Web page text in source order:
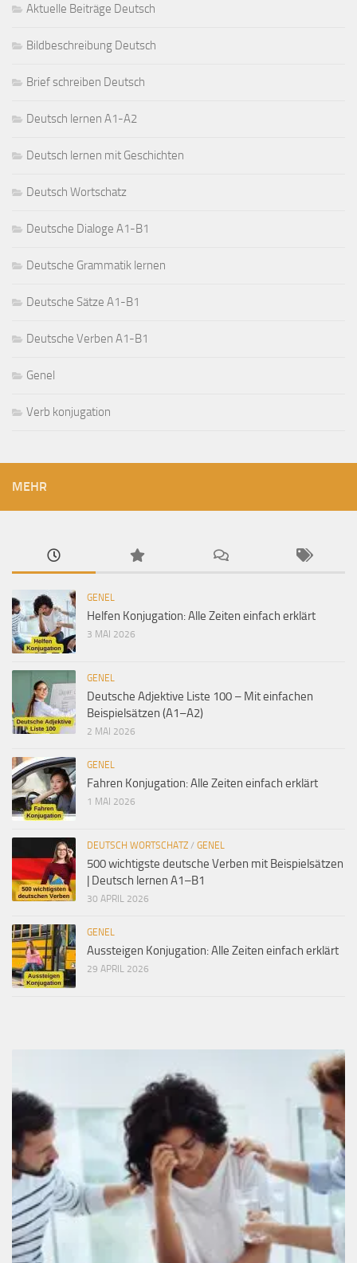
Aktuelle Beiträge Deutsch
Bildbeschreibung Deutsch
Brief schreiben Deutsch
Deutsch lernen A1-A2
Deutsch lernen mit Geschichten
Deutsch Wortschatz
Deutsche Dialoge A1-B1
Deutsche Grammatik lernen
Deutsche Sätze A1-B1
Deutsche Verben A1-B1
Genel
Verb konjugation
MEHR
GENEL
Helfen Konjugation: Alle Zeiten einfach erklärt
3 MAI 2026
GENEL
Deutsche Adjektive Liste 100 – Mit einfachen
Beispielsätzen (A1–A2)
2 MAI 2026
GENEL
Fahren Konjugation: Alle Zeiten einfach erklärt
1 MAI 2026
DEUTSCH WORTSCHATZ / GENEL
500 wichtigste deutsche Verben mit Beispielsätzen
| Deutsch lernen A1–B1
30 APRIL 2026
GENEL
Aussteigen Konjugation: Alle Zeiten einfach erklärt
29 APRIL 2026